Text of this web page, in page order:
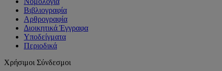
Βιβλιογραφία
Αρθρογραφία
Διοικητικά Έγγραφα
Υποδείγματα
Περιοδικά
Χρήσιμοι Σύνδεσμοι